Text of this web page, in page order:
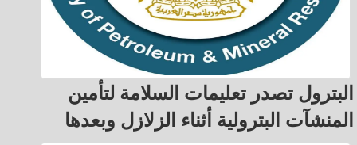
البترول تصدر تعليمات السلامة لتأمين
المنشآت البترولية أثناء الزلازل وبعدها